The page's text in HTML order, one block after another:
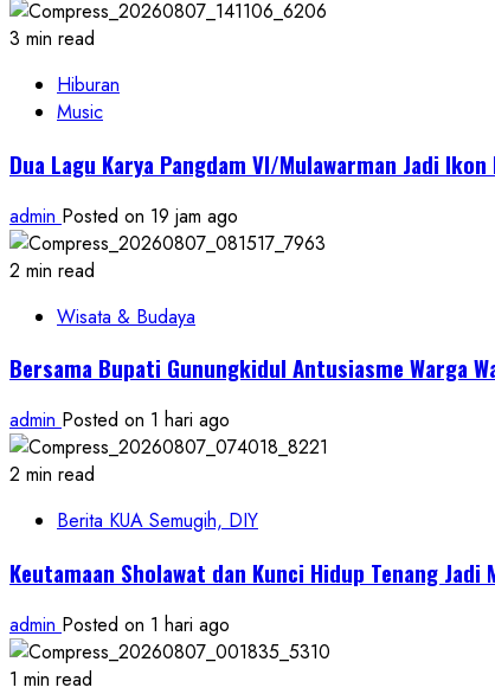
3 min read
Hiburan
Music
Dua Lagu Karya Pangdam VI/Mulawarman Jadi
admin Posted on 19 jam ago
2 min read
Wisata & Budaya
Bersama Bupati Gunungkidul Antusiasme Warga
admin Posted on 1 hari ago
2 min read
Berita KUA Semugih, DIY
Keutamaan Sholawat dan Kunci Hidup Tenang
admin Posted on 1 hari ago
1 min read